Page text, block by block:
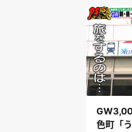
色町「